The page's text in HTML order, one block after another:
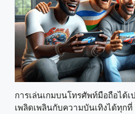
การเล่นเกมบนโทรศัพท์มือถือได้
เพลิดเพลินกับความบันเทิงได้ทุก